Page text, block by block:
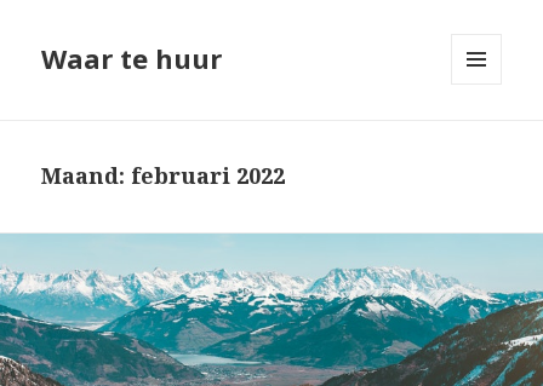
Waar te huur
Maand: februari 2022